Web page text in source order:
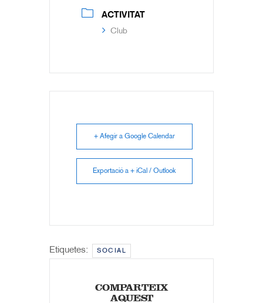
ACTIVITAT
Club
+ Afegir a Google Calendar
Exportació a + iCal / Outlook
Etiquetes: SOCIAL
COMPARTEIX
AQUEST